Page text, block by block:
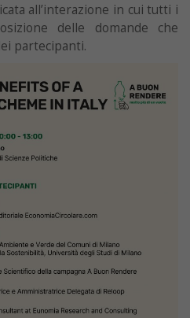
all’interazione in cui tutti i
delle domande che
partecipanti.